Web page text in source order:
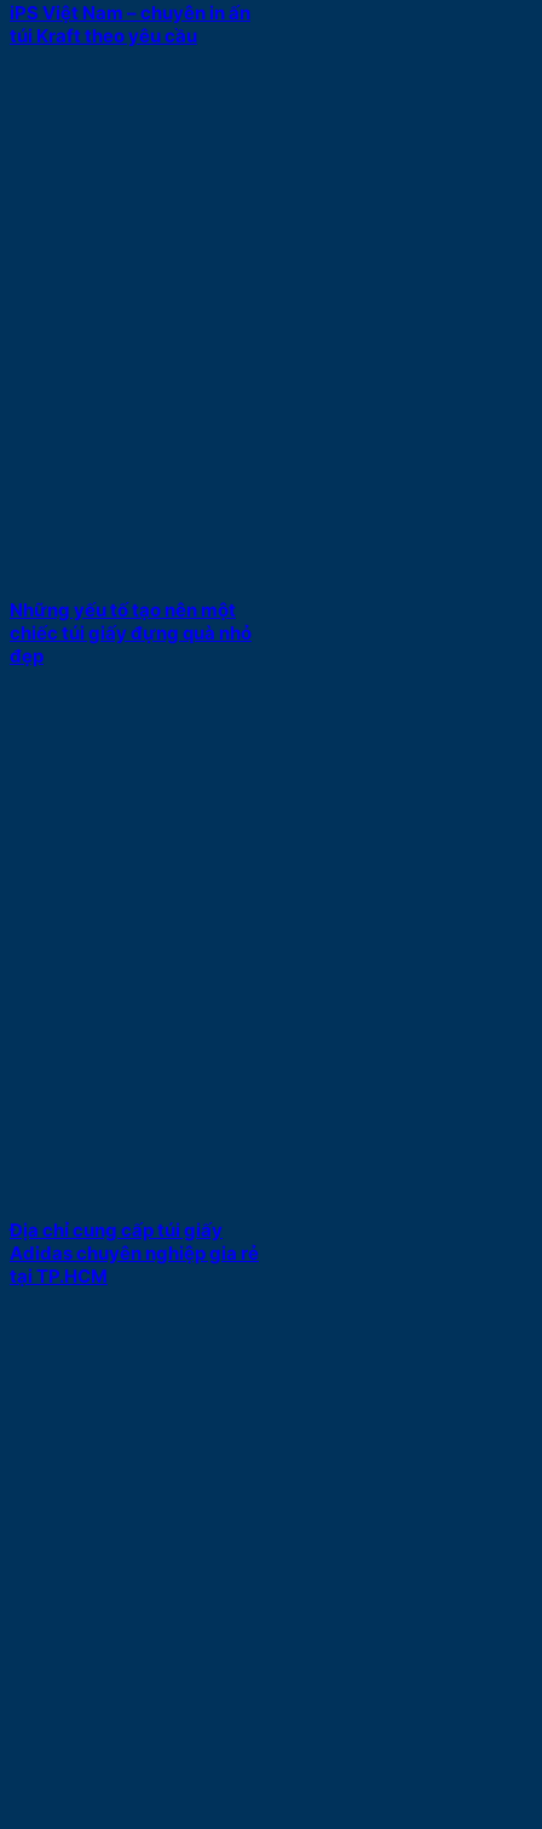
iPS Việt Nam – chuyên in ấn
túi Kraft theo yêu cầu
Những yếu tố tạo nên một
chiếc túi giấy đựng quà nhỏ
đẹp
Địa chỉ cung cấp túi giấy
Adidas chuyên nghiệp gia rẻ
tại TP.HCM